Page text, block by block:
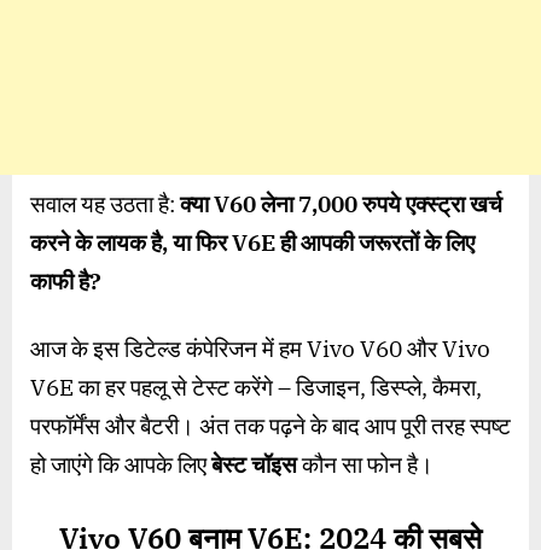
सवाल यह उठता है:क्याV60लेना7,000रुपये एक्स्ट्रा खर्च
करने के लायक है,या फिरV6Eही आपकी जरूरतों के लिए
काफी है?
आज के इस डिटेल्ड कंपेरिजन में हम Vivo V60 और Vivo
V6E का हर पहलू से टेस्ट करेंगे – डिजाइन, डिस्प्ले, कैमरा,
परफॉर्मेंस और बैटरी। अंत तक पढ़ने के बाद आप पूरी तरह स्पष्ट
हो जाएंगे कि आपके लिएबेस्ट चॉइसकौन सा फोन है।
Vivo V60बनामV6E: 2024की सबसे